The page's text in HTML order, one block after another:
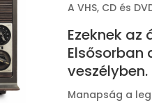
A VHS, CD és
Ezeknek
veszélyben.
Manapság a